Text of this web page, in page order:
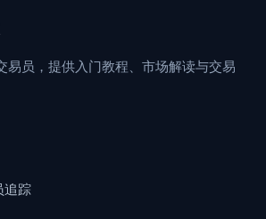
易员，提供入门教程、市场解读与交易
追踪